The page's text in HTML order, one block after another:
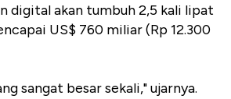
digital akan tumbuh 2,5 kali lipat
US$ 760 miliar (Rp 12.300
sangat besar sekali," ujarnya.